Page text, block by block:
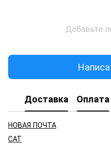
Добавьте
Доставка Оплата
НОВАЯ ПОЧТА
САТ